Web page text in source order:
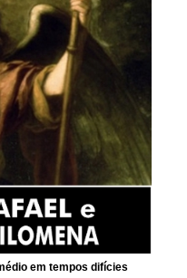
em tempos difícies